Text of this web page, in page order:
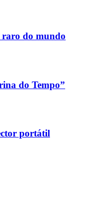
raro do mundo
do Tempo”
portátil